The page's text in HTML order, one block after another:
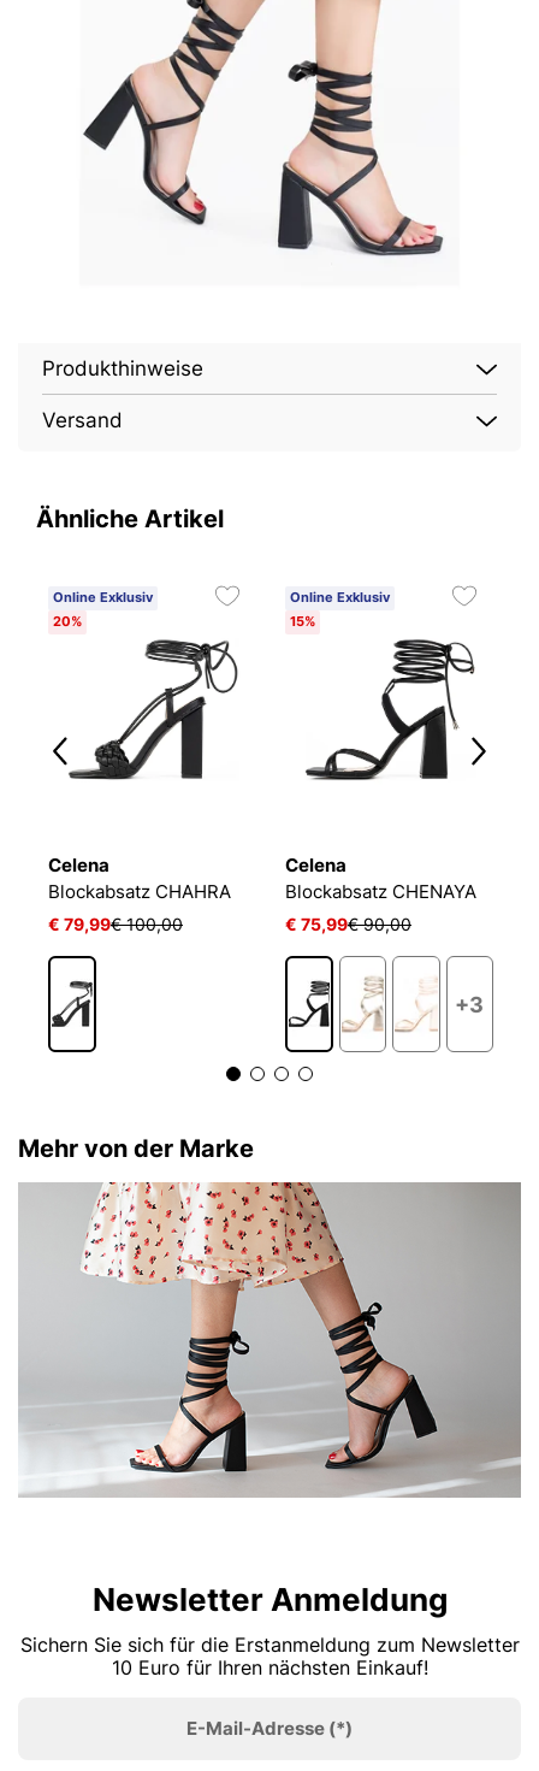
Produkthinweise
Versand
Ähnliche Artikel
Online Exklusiv
20%
Celena
Blockabsatz CHAHRA
€ 79,99€ 100,00
Online Exklusiv
15%
Celena
Blockabsatz CHENAYA
€ 75,99€ 90,00
+3
Mehr von der Marke
Newsletter Anmeldung
Sichern Sie sich für die Erstanmeldung zum Newsletter
10 Euro für Ihren nächsten Einkauf!
E-Mail-Adresse (*)